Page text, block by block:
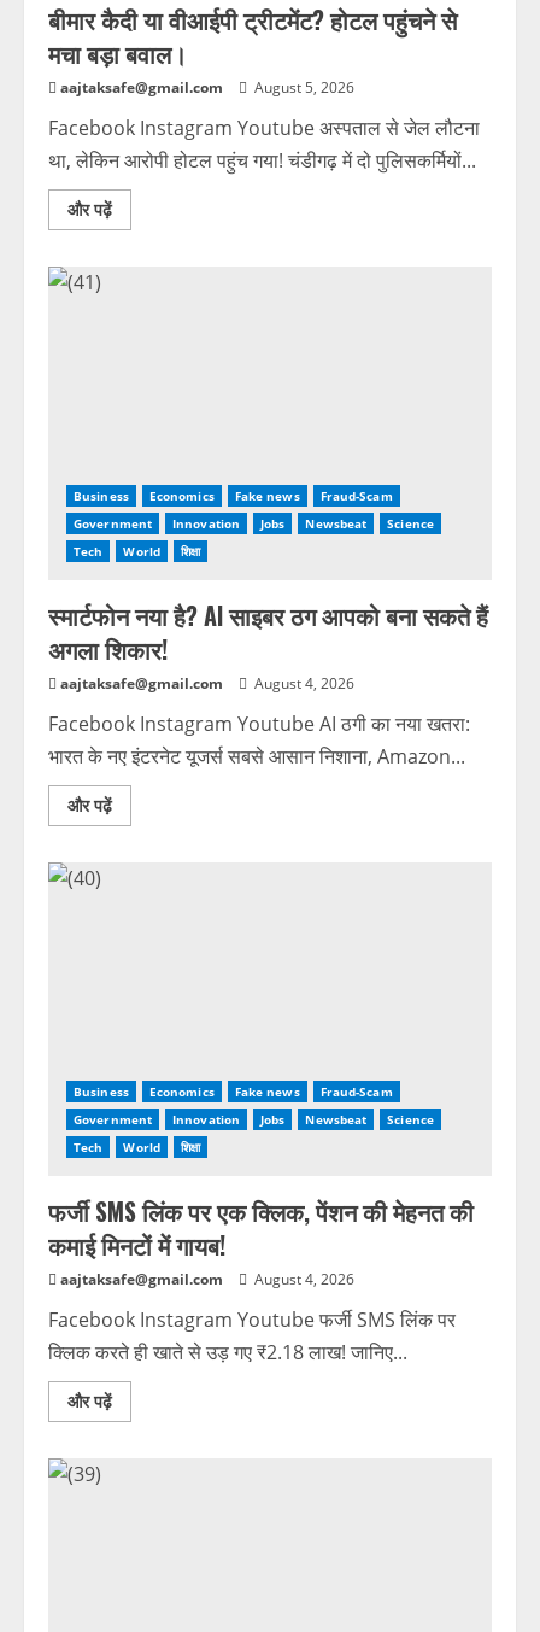
बीमार कैदी या वीआईपी ट्रीटमेंट? होटल पहुंचने से
मचा बड़ा बवाल।
aajtaksafe@gmail.com August 5, 2026
Facebook Instagram Youtube अस्पताल से जेल लौटना
था, लेकिन आरोपी होटल पहुंच गया! चंडीगढ़ में दो पुलिसकर्मियों...
और पढ़ें
Business Economics Fake news
Fraud-Scam
Government
Innovation Jobs Newsbeat
Science
Tech
World शिक्षा
स्मार्टफोन नया है? AI साइबर ठग आपको बना सकते हैं
अगला शिकार!
aajtaksafe@gmail.com August 4, 2026
Facebook Instagram Youtube AI ठगी का नया खतरा:
भारत के नए इंटरनेट यूजर्स सबसे आसान निशाना, Amazon...
और पढ़ें
Business Economics Fake news
Fraud-Scam
Government
Innovation Jobs Newsbeat
Science
Tech
World शिक्षा
फर्जी SMS लिंक पर एक क्लिक, पेंशन की मेहनत की
कमाई मिनटों में गायब!
aajtaksafe@gmail.com August 4, 2026
Facebook Instagram Youtube फर्जी SMS लिंक पर
क्लिक करते ही खाते से उड़ गए ₹2.18 लाख! जानिए...
और पढ़ें